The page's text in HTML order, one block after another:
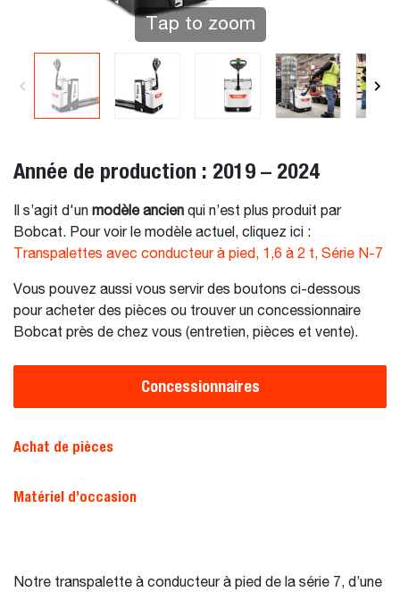
Tap to zoom
Année de production : 2019 – 2024
Il s’agit d'un modèle ancien qui n’est plus produit par
Bobcat. Pour voir le modèle actuel, cliquez ici :
Transpalettes avec conducteur à pied, 1,6 à 2 t, Série N-7
Vous pouvez aussi vous servir des boutons ci-dessous
pour acheter des pièces ou trouver un concessionnaire
Bobcat près de chez vous (entretien, pièces et vente).
Concessionnaires
Achat de pièces
Matériel d’occasion
Notre transpalette à conducteur à pied de la série 7, d’une